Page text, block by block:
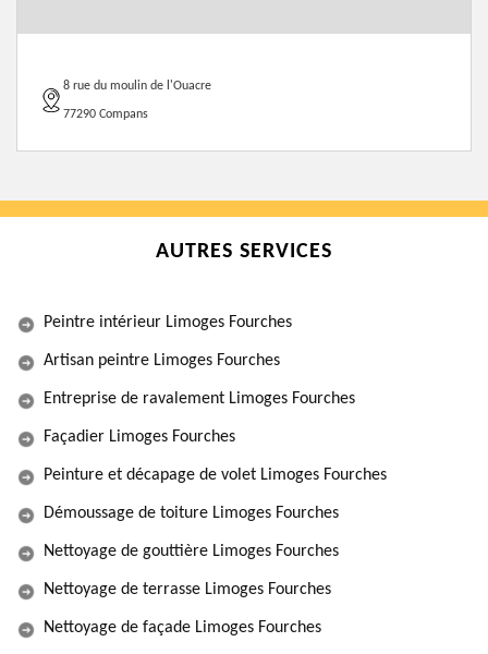
8 rue du moulin de l'Ouacre
77290 Compans
AUTRES SERVICES
Peintre intérieur Limoges Fourches
Artisan peintre Limoges Fourches
Entreprise de ravalement Limoges Fourches
Façadier Limoges Fourches
Peinture et décapage de volet Limoges Fourches
Démoussage de toiture Limoges Fourches
Nettoyage de gouttière Limoges Fourches
Nettoyage de terrasse Limoges Fourches
Nettoyage de façade Limoges Fourches